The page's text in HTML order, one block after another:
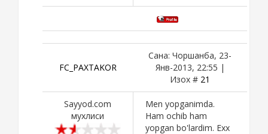
FC_PAXTAKOR
Сана: Чоршанба, 23-
Янв-2013, 22:55 |
Изох # 21
Sayyod.com
мухлиси
Men yopganimda.
Ham ochib ham
yopgan bo'lardim. Exx